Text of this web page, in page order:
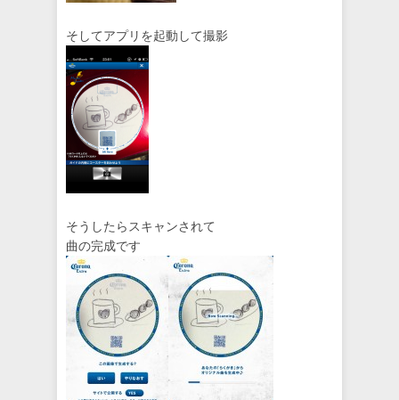
そしてアプリを起動して撮影
そうしたらスキャンされて
曲の完成です